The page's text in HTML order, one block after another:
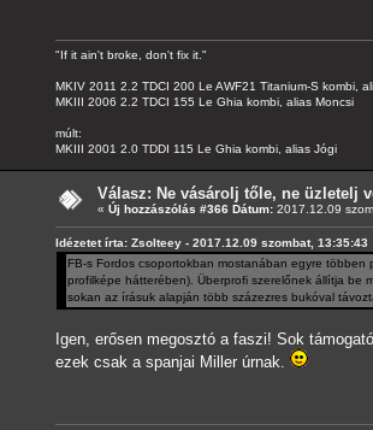
"If it ain't broke, don't fix it."
MKIV 2011 2.2 TDCI 200 Le AWF21 Titanium-S kombi,
MKIII 2006 2.2 TDCI 155 Le Ghia kombi, alias Moncsi
múlt:
MKIII 2001 2.0 TDDI 115 Le Ghia kombi, alias Jógi
Válasz: Ne vásárolj tőle, ne üzletelj
« Új hozzászólás #366 Dátum: 2017.12.09
Idézetet írta: Zsolteey - 2017.12.09 szombat, 13:35:43
FB-s Fordos csoportokban mostanában egyre
profilképe hátterében). Überprofi szerelőnek állítja be
sokan az írásuk alapján több százezres bukóval
Igen, erősen megosztó a faszi! Sok
ezek csak a spanjai Miller úrnak.